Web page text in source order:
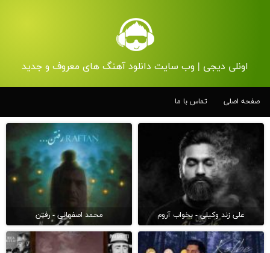
اونلی دیجی | وب سایت دانلود آهنگ های معروف و جدید
صفحه اصلی تماس با ما
علی زند وکیلی - بخواب آروم محمد اصفهانی - رفتن